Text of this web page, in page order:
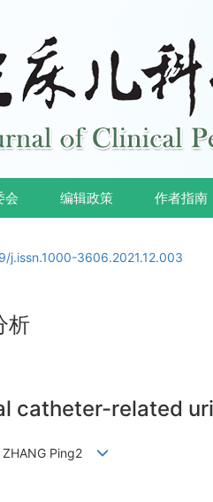
会 编辑政策 作者指南
j.issn.1000-3606.2021.12.003
析
catheter-related
ZHANG Ping2